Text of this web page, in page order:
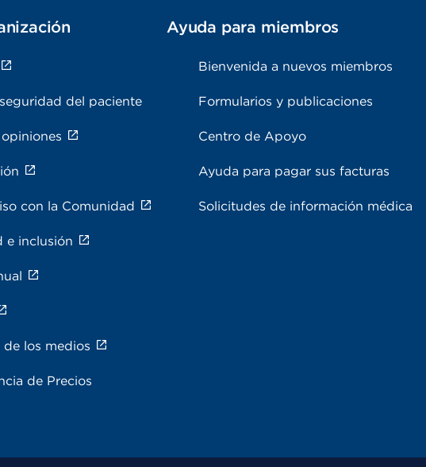
del paciente
con la Comunidad
e inclusión
de los medios
de Precios
Ayuda para miembros
Bienvenida a nuevos miembros
Formularios y publicaciones
Centro de Apoyo
Ayuda para pagar sus facturas
Solicitudes de información médica